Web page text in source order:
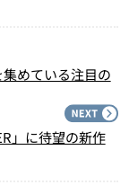
めている注目の
」に待望の新作